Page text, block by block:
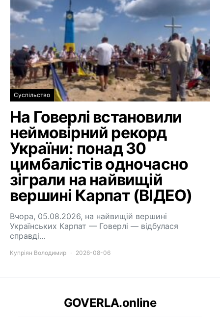
Суспільство
На Говерлі встановили
неймовірний рекорд
України: понад 30
цимбалістів одночасно
зіграли на найвищій
вершині Карпат (ВІДЕО)
Вчора, 05.08.2026, на найвищій вершині
Українських Карпат — Говерлі — відбулася
справді…
Купріян Володимир 2026-08-06
GOVERLA.online